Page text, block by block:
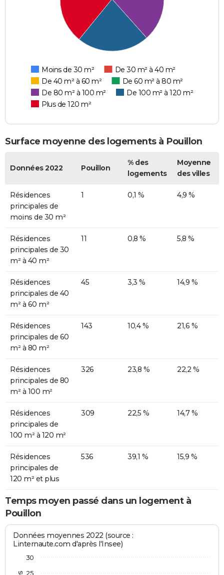
Moins de 30 m²
De 30 m² à 40 m²
De 40 m² à 60 m²
De 60 m² à 80 m²
De 80 m² à 100 m²
De 100 m² à 120 m²
Plus de 120 m²
Surface moyenne des logements à Pouillon
Données 2022 Pouillon
% des
logements
Moyenne
des villes
Résidences
principales de
moins de 30 m²
1 0,1 % 4,9 %
Résidences
principales de 30
m² à 40 m²
11 0,8 % 5,8 %
Résidences
principales de 40
m² à 60 m²
45 3,3 % 14,9 %
Résidences
principales de 60
m² à 80 m²
143 10,4 % 21,6 %
Résidences
principales de 80
m² à 100 m²
326 23,8 % 22,2 %
Résidences
principales de
100 m² à 120 m²
309 22,5 % 14,7 %
Résidences
principales de
120 m² et plus
536 39,1 % 15,9 %
Temps moyen passé dans un logement à
Pouillon
Données moyennes 2022 (source :
Linternaute.com d'après l'Insee)
25
30